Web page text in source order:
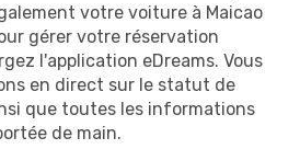
votre voiture à Maicao
gérer votre réservation
l'application eDreams. Vous
en direct sur le statut de
que toutes les informations
de main.